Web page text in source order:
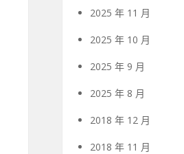
2025 年 11 月
2025 年 10 月
2025 年 9 月
2025 年 8 月
2018 年 12 月
2018 年 11 月